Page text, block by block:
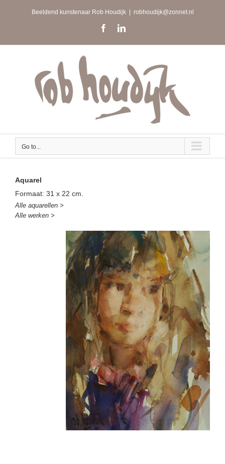
Beeldend kunstenaar Rob Houdijk robhoudijk@zonnet.nl
FacebookLinkedIn
Go to...
Aquarel
Formaat: 31 x 22 cm.
Alle aquarellen >
Alle werken >